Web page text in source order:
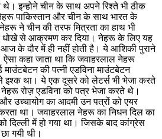
इन्होने चीन के साथ अपने रिश्ते भी ठीक
पाकिस्तान और चीन के साथ भारत के
ने चीन की तरफ मित्रता का हाथ भी
धोखे से आक्रमण कर दिया। नेहरू के लिए यह
के दौर में ही नहीं होती है। ये आशिकी पुराने
कहा जाता था कि जवाहरलाल नेहरू
माउंटबेटन की पत्नी एडविना माउंटबेटन
इश्क था। ये एक दूसरे को लेटर्स भी भेजा करते
रोज़ एडविना को पत्र भेजा करते थे।
उच्चायोग का आदमी उन पत्रों को एयर
था। जवाहरलाल नेहरू का निधन दिल का
दिल्ली में हो गया था। जिसके बाद कांग्रेस
गयी थी।